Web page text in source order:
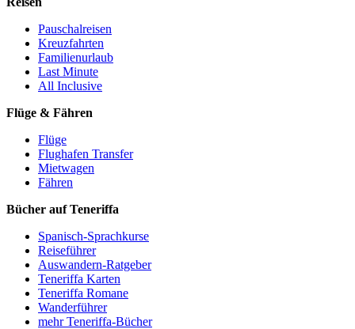
Pauschalreisen
Kreuzfahrten
Familienurlaub
Last Minute
All Inclusive
Flüge & Fähren
Flüge
Flughafen Transfer
Mietwagen
Fähren
Bücher auf Teneriffa
Spanisch-Sprachkurse
Reiseführer
Auswandern-Ratgeber
Teneriffa Karten
Teneriffa Romane
Wanderführer
mehr Teneriffa-Bücher